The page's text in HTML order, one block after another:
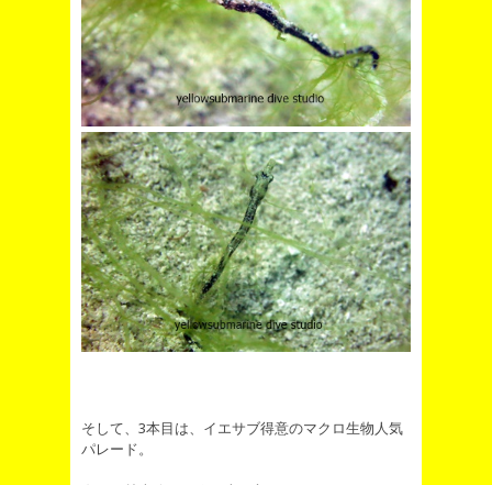
そして、3本目は、イエサブ得意のマクロ生物人気
パレード。